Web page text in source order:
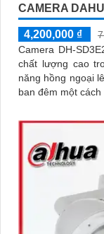
CAMERA
4,200,000 ₫
Camera DH-
chất lượng cao
năng hồng ngoại
ban đêm một